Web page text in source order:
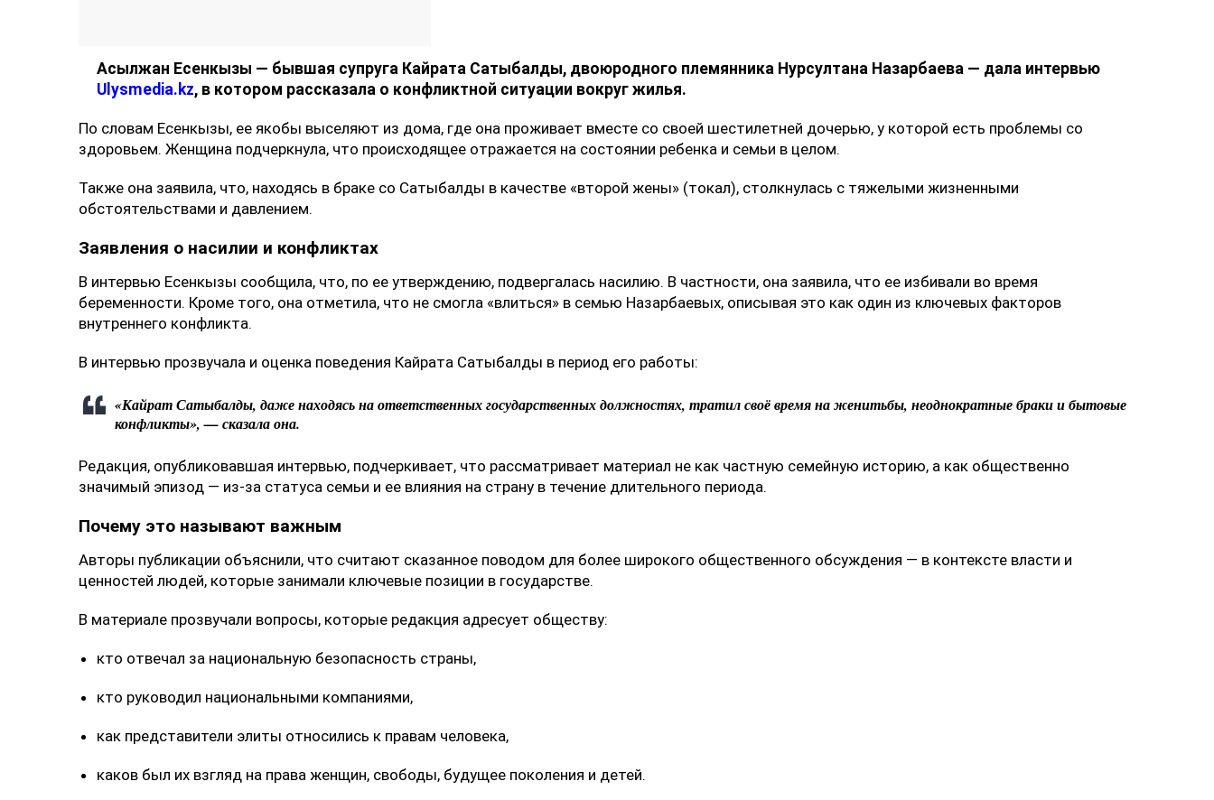
Асылжан Есенкызы — бывшая супруга Кайрата Сатыбалды, двоюродного племянника Нурсултана Назарбаева — дала интервью
Ulysmedia.kz, в котором рассказала о конфликтной ситуации вокруг жилья.
По словам Есенкызы, ее якобы выселяют из дома, где она проживает вместе со своей шестилетней дочерью, у которой есть проблемы со
здоровьем. Женщина подчеркнула, что происходящее отражается на состоянии ребенка и семьи в целом.
Также она заявила, что, находясь в браке со Сатыбалды в качестве «второй жены» (токал), столкнулась с тяжелыми жизненными
обстоятельствами и давлением.
Заявления о насилии и конфликтах
В интервью Есенкызы сообщила, что, по ее утверждению, подвергалась насилию. В частности, она заявила, что ее избивали во время
беременности. Кроме того, она отметила, что не смогла «влиться» в семью Назарбаевых, описывая это как один из ключевых факторов
внутреннего конфликта.
В интервью прозвучала и оценка поведения Кайрата Сатыбалды в период его работы:
«Кайрат Сатыбалды, даже находясь на ответственных государственных должностях, тратил своё время на женитьбы, неоднократные браки и бытовые
конфликты», — сказала она.
Редакция, опубликовавшая интервью, подчеркивает, что рассматривает материал не как частную семейную историю, а как общественно
значимый эпизод — из-за статуса семьи и ее влияния на страну в течение длительного периода.
Почему это называют важным
Авторы публикации объяснили, что считают сказанное поводом для более широкого общественного обсуждения — в контексте власти и
ценностей людей, которые занимали ключевые позиции в государстве.
В материале прозвучали вопросы, которые редакция адресует обществу:
кто отвечал за национальную безопасность страны,
кто руководил национальными компаниями,
как представители элиты относились к правам человека,
каков был их взгляд на права женщин, свободы, будущее поколения и детей.